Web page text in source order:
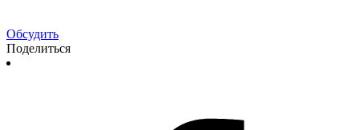
Обсудить
Поделиться